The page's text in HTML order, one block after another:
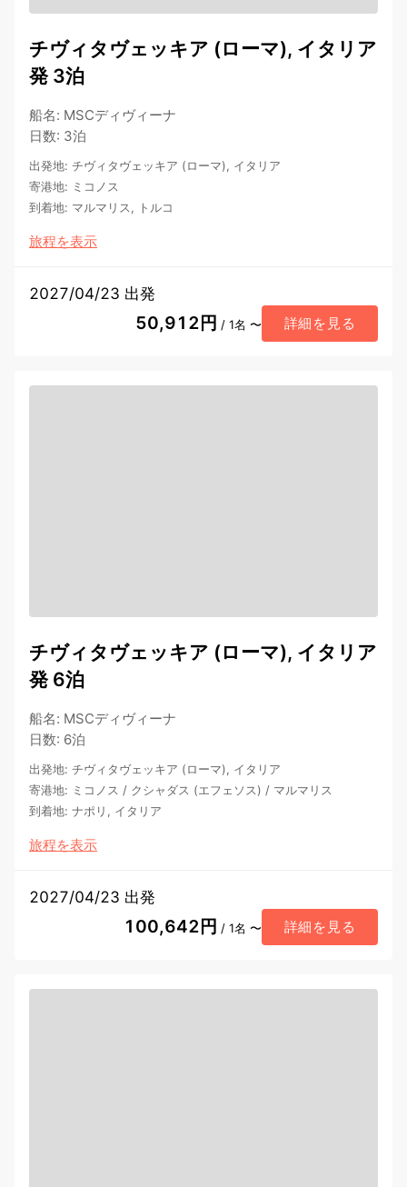
チヴィタヴェッキア (ローマ), イタリア
発 3泊
船名: MSCディヴィーナ
日数: 3泊
出発地: チヴィタヴェッキア (ローマ), イタリア
寄港地: ミコノス
到着地: マルマリス, トルコ
旅程を表示
2027/04/23 出発
50,912円 / 1名 〜 詳細を見る
チヴィタヴェッキア (ローマ), イタリア
発 6泊
船名: MSCディヴィーナ
日数: 6泊
出発地: チヴィタヴェッキア (ローマ), イタリア
寄港地: ミコノス / クシャダス (エフェソス) / マルマリス
到着地: ナポリ, イタリア
旅程を表示
2027/04/23 出発
100,642円 / 1名 〜 詳細を見る